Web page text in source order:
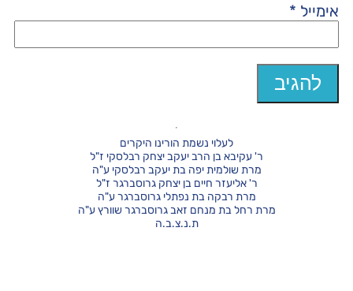
אימייל *
לעלוי נשמת הורינו היקרים
ר' עקיבא בן הרב יעקב יצחק רבלסקי ז"ל
מרת שולמית יפה בת יעקב רבלסקי ע"ה
ר' אליעזר חיים בן יצחק גרוסברגר ז"ל
מרת רבקה בת נפתלי גרוסברגר ע"ה
מרת רחל בת מנחם זאב גרוסברגר שוורץ ע"ה
ת.נ.צ.ב.ה